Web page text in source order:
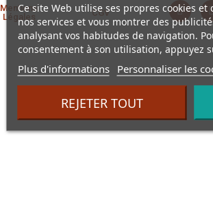
Ce site Web utilise ses propres cookies
nos services et vous montrer des
analysant vos habitudes de navigation.
consentement à son utilisation, appuyez
Plus d'informations Personnaliser les
REJETER TOUT
Mentions
Légales
CGV